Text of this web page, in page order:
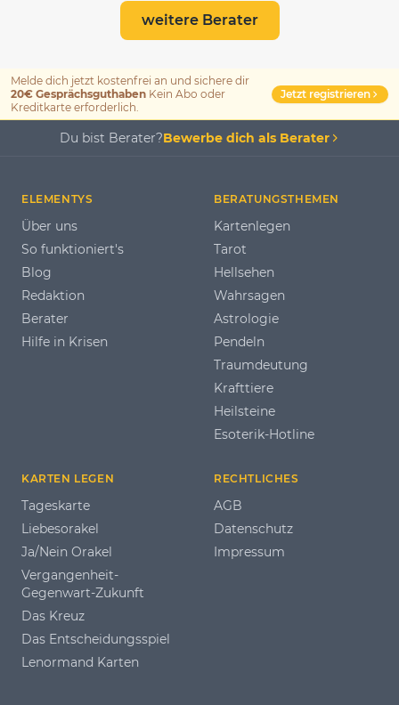
weitere Berater
Melde dich jetzt kostenfrei an und sichere dir
20€ Gesprächsguthaben Kein Abo oder
Kreditkarte erforderlich.
Jetzt registrieren
Du bist Berater?Bewerbe dich als Berater
ELEMENTYS
Über uns
So funktioniert's
Blog
Redaktion
Berater
Hilfe in Krisen
BERATUNGSTHEMEN
Kartenlegen
Tarot
Hellsehen
Wahrsagen
Astrologie
Pendeln
Traumdeutung
Krafttiere
Heilsteine
Esoterik-Hotline
KARTEN LEGEN
Tageskarte
Liebesorakel
Ja/Nein Orakel
Vergangenheit-
Gegenwart-Zukunft
Das Kreuz
Das Entscheidungsspiel
Lenormand Karten
RECHTLICHES
AGB
Datenschutz
Impressum